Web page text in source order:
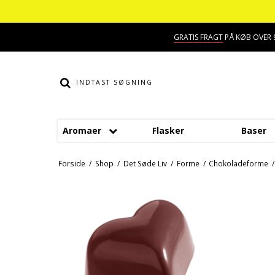
GRATIS FRAGTPÅ KØB OVER
Aromaer
Banan aroma
Blåbær aroma
Kaffe aroma
Kiwi aroma
Flasker Baser
Forside / Shop / Det Søde Liv / Forme / Chokoladeforme /